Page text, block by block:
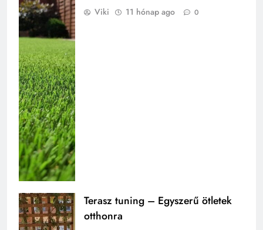
Viki 11 hónap ago 0
Terasz tuning – Egyszerű ötletek
otthonra